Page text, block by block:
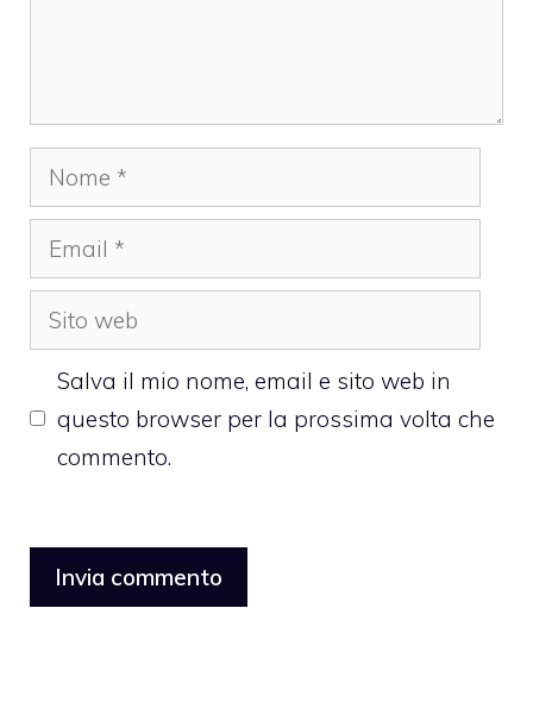
Nome
Email
Sito
web
Salva il mio nome, email e sito web in
questo browser per la prossima volta che
commento.